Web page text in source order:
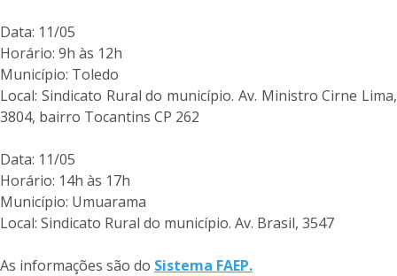
Data: 11/05
Horário: 9h às 12h
Município: Toledo
Local: Sindicato Rural do município. Av. Ministro Cirne Lima,
3804, bairro Tocantins CP 262
Data: 11/05
Horário: 14h às 17h
Município: Umuarama
Local: Sindicato Rural do município. Av. Brasil, 3547
As informações são do Sistema FAEP.